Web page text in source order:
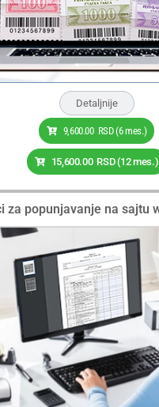
Detaljnije
9,600.00 RSD(6 mes.)
15,600.00 RSD(12 mes.)
za popunjavanje na sajtu